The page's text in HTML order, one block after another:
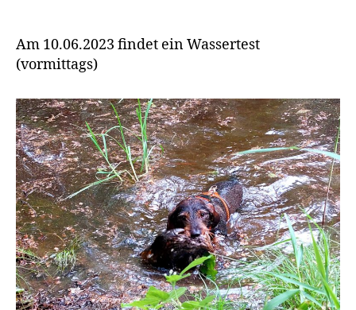
Am 10.06.2023 findet ein Wassertest
(vormittags)